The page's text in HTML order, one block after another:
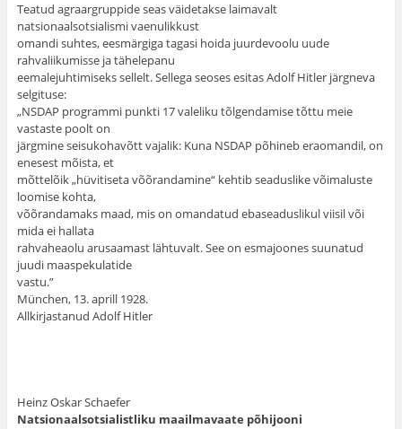
Teatud agraargruppide seas väidetakse laimavalt
natsionaalsotsialismi vaenulikkust
omandi suhtes, eesmärgiga tagasi hoida juurdevoolu uude
rahvaliikumisse ja tähelepanu
eemalejuhtimiseks sellelt. Sellega seoses esitas Adolf Hitler järgneva
selgituse:
„NSDAP programmi punkti 17 valeliku tõlgendamise tõttu meie
vastaste poolt on
järgmine seisukohavõtt vajalik: Kuna NSDAP põhineb eraomandil, on
enesest mõista, et
mõttelõik „hüvitiseta võõrandamine“ kehtib seaduslike võimaluste
loomise kohta,
võõrandamaks maad, mis on omandatud ebaseaduslikul viisil või
mida ei hallata
rahvaheaolu arusaamast lähtuvalt. See on esmajoones suunatud
juudi maaspekulatide
vastu.”
München, 13. aprill 1928.
Allkirjastanud Adolf Hitler
Heinz Oskar Schaefer
Natsionaalsotsialistliku maailmavaate põhijooni